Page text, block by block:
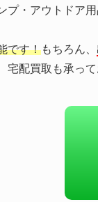
プ・アウトドア
です！もちろん、
宅配買取も承っ